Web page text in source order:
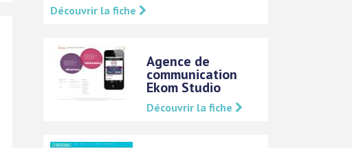
Découvrir la fiche
Agence de
communication
Ekom Studio
Découvrir la fiche